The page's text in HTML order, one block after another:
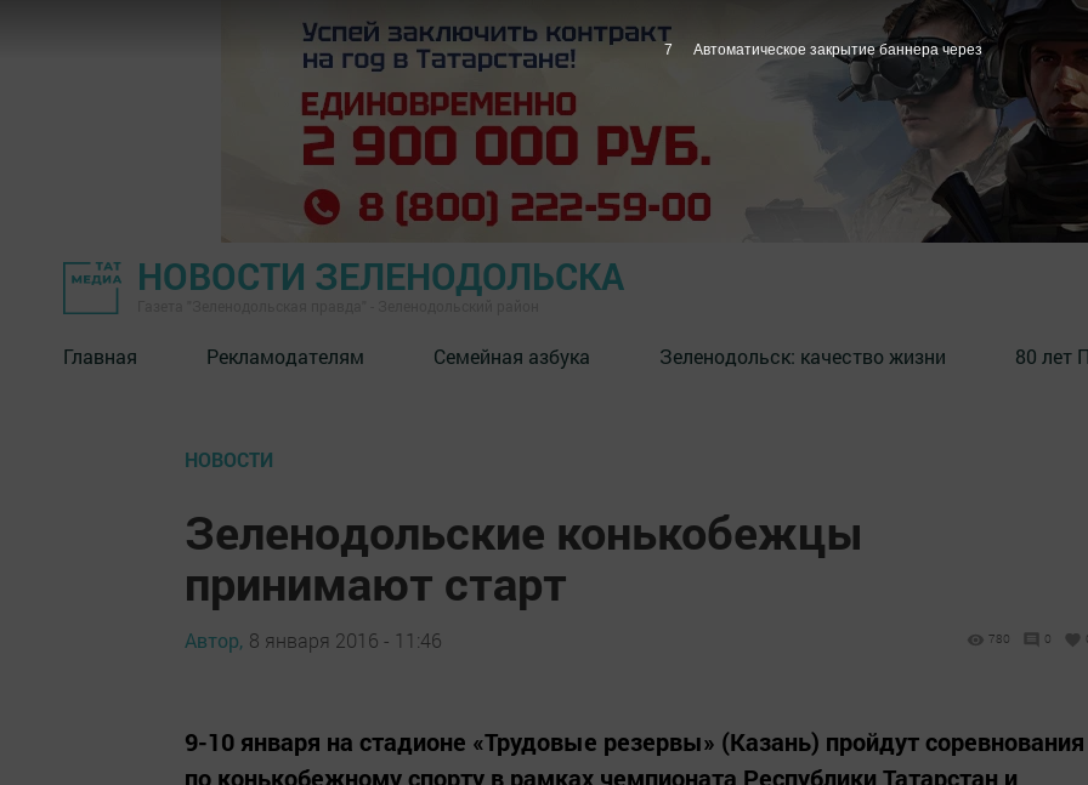
НОВОСТИ ЗЕЛЕНОДОЛЬСКА
Главная Рекламодателям Семейная азбука ⁠Зеленодольск: качество жизни 80 лет
НОВОСТИ
Зеленодольские конькобежцы
принимают старт
Автор, 8 января 2016 - 11:46 780 0
9-10 января на стадионе «Трудовые резервы» (Казань) пройдут соревнования
по конькобежному спорту в рамках чемпионата Республики Татарстан и
6 Автоматическое закрытие баннера через